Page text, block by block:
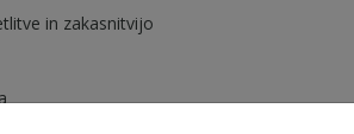
in zakasnitvijo